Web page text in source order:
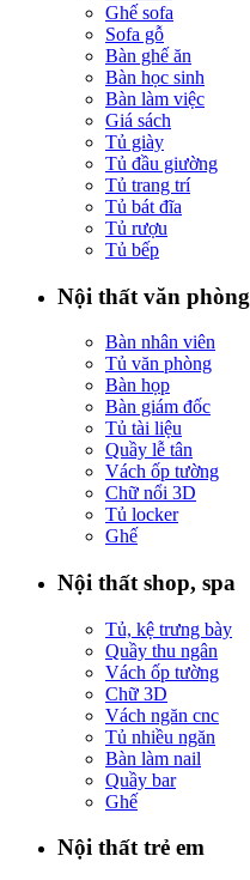
Ghế sofa
Sofa gỗ
Bàn ghế ăn
Bàn học sinh
Bàn làm việc
Giá sách
Tủ giày
Tủ đầu giường
Tủ trang trí
Tủ bát đĩa
Tủ rượu
Tủ bếp
Nội thất văn phòng
Bàn nhân viên
Tủ văn phòng
Bàn họp
Bàn giám đốc
Tủ tài liệu
Quầy lễ tân
Vách ốp tường
Chữ nổi 3D
Tủ locker
Ghế
Nội thất shop, spa
Tủ, kệ trưng bày
Quầy thu ngân
Vách ốp tường
Chữ 3D
Vách ngăn cnc
Tủ nhiều ngăn
Bàn làm nail
Quầy bar
Ghế
Nội thất trẻ em